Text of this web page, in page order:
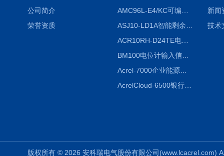
公司简介
荣誉资质
ACR10RH-D24TE电力仪表外置开口式互感器
BM100电位计输入信号隔离器
Acrel-7000企业能源管控平台
AcrelCloud-6500银行业安全用电能耗云平台
新闻
技术
版权所有 © 2026 安科瑞电气股份有限公司